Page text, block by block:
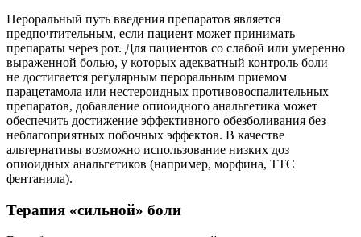
Пероральный путь введения препаратов является
предпочтительным, если пациент может принимать
препараты через рот. Для пациентов со слабой или умеренно
выраженной болью, у которых адекватный контроль боли
не достигается регулярным пероральным приемом
парацетамола или нестероидных противовоспалительных
препаратов, добавление опиоидного анальгетика может
обеспечить достижение эффективного обезболивания без
неблагоприятных побочных эффектов. В качестве
альтернативы возможно использование низких доз
опиоидных анальгетиков (например, морфина, ТТС
фентанила).
Терапия «сильной» боли